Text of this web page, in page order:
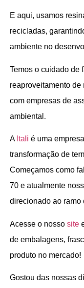
E aqui, usamos
recicladas,
ambiente no
Temos o cuidado de
reaproveitamento de
com empresas de
ambiental.
A Itali é uma
transformação de
Começamos como
70 e atualmente
direcionado ao ramo
Acesse o nosso site
de embalagens,
produto no mercado!
Gostou das nossas